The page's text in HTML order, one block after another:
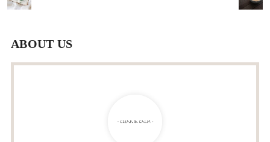
ABOUT US